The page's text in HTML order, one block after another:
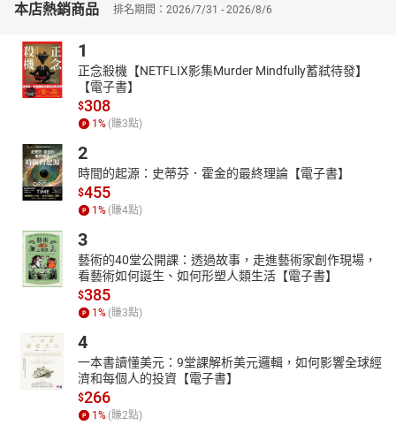
素，千萬不能忽略。然而，抱著一本條文密密麻麻的六法全書來背
下，建議善用本書將親屬與繼承編的重要條文及實務見解的整編附
錄，能夠使你花最少的時間、作最有效的效率運用。
◎各家學說理論，深度學習理解
本書依照最新法規內容，引領你系統性地整理親屬、繼承編之重要
焦點及修法重點，幫助各位建立完整的體系架構，使你在面對靈活
的申論試題時，能夠發揮完整答題的技巧。並彙整重要條文及判例
與大法官解釋系統整編、修正條文等解釋，希望你能予以熟讀，考
前多翻閱複習，以加深實務見解的記憶，如此，便能輕鬆應試，金
本店熱銷商品 排名期間：2026/7/31 - 2026/8/6
1
正念殺機【NETFLIX影集Murder Mindfully蓄弒待發】
【電子書】
$308
1 % (賺3點)
2
時間的起源：史蒂芬．霍金的最終理論【電子書】
$455
1 % (賺4點)
3
藝術的40堂公開課：透過故事，走進藝術家創作現場，
看藝術如何誕生、如何形塑人類生活【電子書】
$385
1 % (賺3點)
4
一本書讀懂美元：9堂課解析美元邏輯，如何影響全球經
濟和每個人的投資【電子書】
$266
1 % (賺2點)